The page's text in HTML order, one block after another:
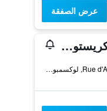
عرض الصفقة
هوتل كريستوف كولومب
10, Rue d'Anvers, لوكسمبورغ ستي, مقاطعة لوكسمبورغ, لوكسمبورج